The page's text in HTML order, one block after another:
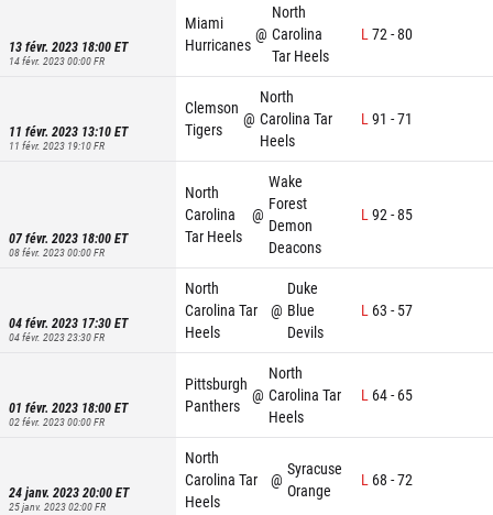
13 févr. 2023 18:00ET
14 févr. 2023 00:00FR
Miami
Hurricanes
@
North
Carolina
Tar Heels
L72-80
11 févr. 2023 13:10ET
11 févr. 2023 19:10FR
Clemson
Tigers
@
North
Carolina Tar
Heels
L91 -71
07 févr. 2023 18:00ET
08 févr. 2023 00:00FR
North
Carolina
Tar Heels
@
Wake
Forest
Demon
Deacons
L92-85
04 févr. 2023 17:30ET
04 févr. 2023 23:30FR
North
Carolina Tar
Heels
@
Duke
Blue
Devils
L 63 - 57
01 févr. 2023 18:00ET
02 févr. 2023 00:00FR
Pittsburgh
Panthers
@
North
Carolina Tar
Heels
L 64- 65
24 janv. 2023 20:00ET
25 janv. 2023 02:00FR
North
Carolina Tar
Heels
@
Syracuse
Orange
L 68 -72